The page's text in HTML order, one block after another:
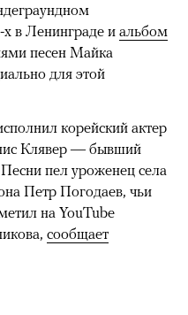
в Ленинграде и альбом
песен Майка
для этой
корейский актер
Клявер — бывший
пел уроженец села
Петр Погодаев, чьи
на YouTube
сообщает